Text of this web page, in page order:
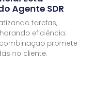
Agente SDR
tarefas,
eficiência.
promete
no cliente.